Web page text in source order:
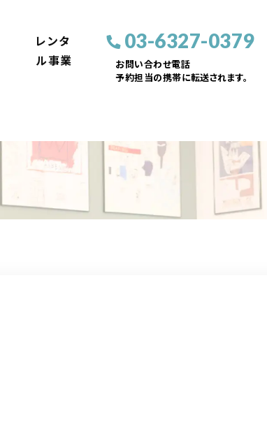
レンタ
ル事業
03-6327-0379
お問い合わせ電話
予約担当の携帯に転送されます。